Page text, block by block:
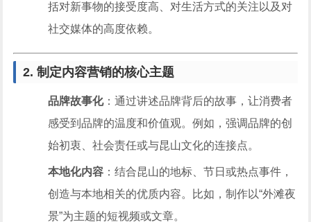
括对新事物的接受度高、对生活方式的关注以及对
社交媒体的高度依赖。
2. 制定内容营销的核心主题
品牌故事化：通过讲述品牌背后的故事，让消费者
感受到品牌的温度和价值观。例如，强调品牌的创
始初衷、社会责任或与昆山文化的连接点。
本地化内容 ：结合昆山的地标、节日或热点事件，
创造与本地相关的优质内容。比如，制作以“外滩夜
景”为主题的短视频或文章。